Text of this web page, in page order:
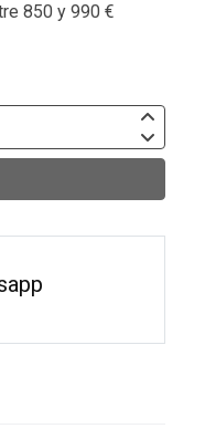
850 y 990 €